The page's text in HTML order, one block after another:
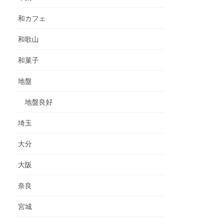
和カフェ
和歌山
和菓子
地盤
地盤良好
埼玉
大分
大阪
奈良
宮城